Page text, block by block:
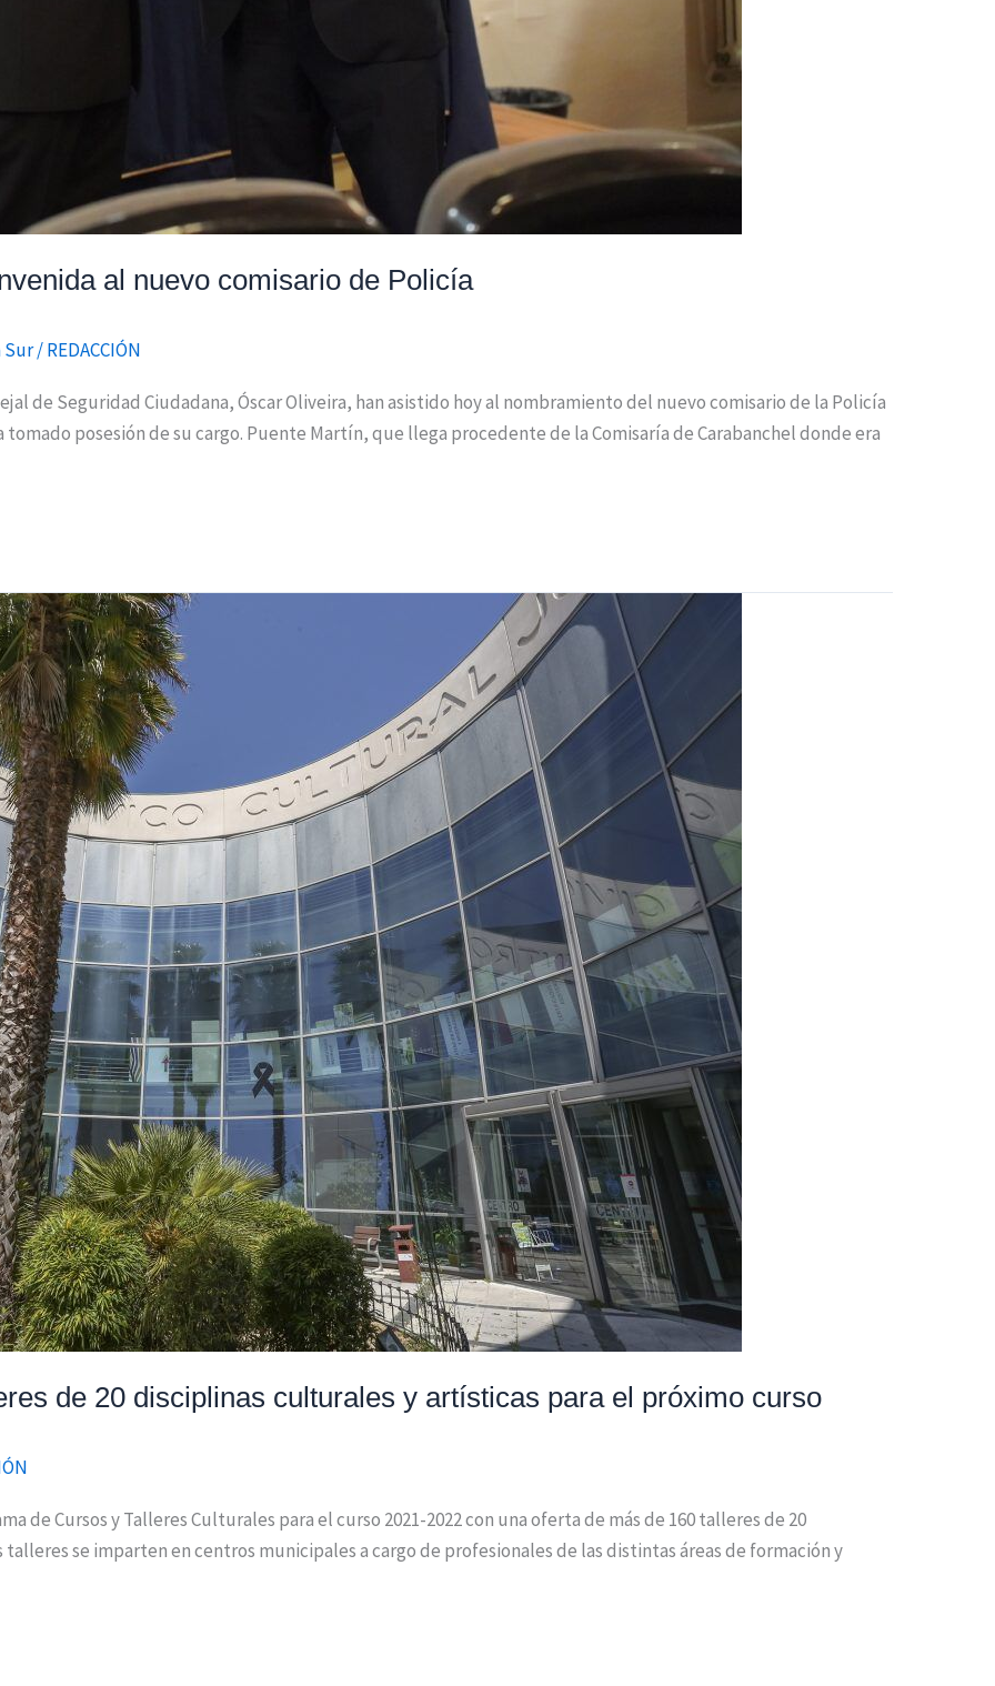
al nuevo comisario de Policía
Sur/REDACCIÓN
de Seguridad Ciudadana, Óscar Oliveira, han asistido hoy al nombramiento del nuevo comisario de la Policía
posesión de su cargo. Puente Martín, que llega procedente de la Comisaría de Carabanchel donde era
de 20 disciplinas culturales y artísticas para el próximo curso
de Cursos y Talleres Culturales para el curso 2021-2022 con una oferta de más de 160 talleres de 20
se imparten en centros municipales a cargo de profesionales de las distintas áreas de formación y